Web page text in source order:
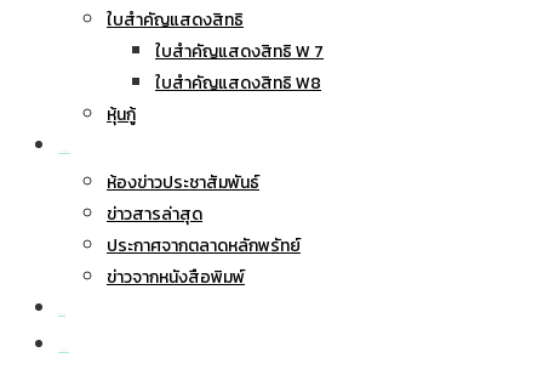
ใบสำคัญแสดงสิทธิ
ใบสำคัญแสดงสิทธิ W 7
ใบสำคัญแสดงสิทธิ W8
หุ้นกู้
ห้องข่าวประชาสัมพันธ์
ข่าวสารล่าสุด
ประกาศจากตลาดหลักพรัทย์
ข่าวจากหนังสือพิมพ์